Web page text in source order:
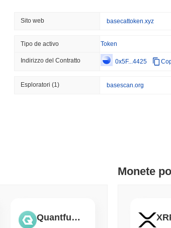
BNY
August 05
I
BitGo
l'esodo
Sito web basecattoken.xyz
Tipo de activo Token
Indirizzo del Contratto 0x5F...4425
Esploratori(1) basescan.org
Quantfury Token
Monete